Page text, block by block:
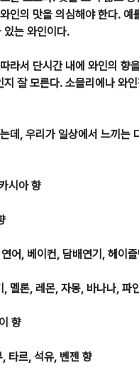
인의 맛을 의심해야 한다. 예
있는 와인이다.
라서 단시간 내에 와인의 향
잘 모른다. 소믈리에나 와
데, 우리가 일상에서 느끼는
시아 향
어, 베이컨, 담배연기, 헤이
멜론, 레몬, 자몽, 바나나, 파
향
타르, 석유, 벤젠 향